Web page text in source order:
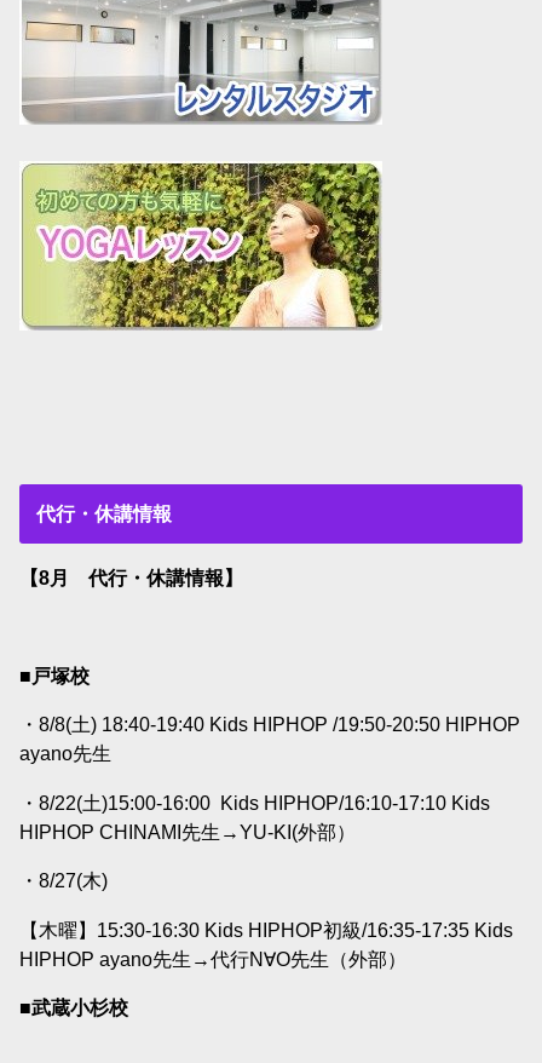
代行・休講情報
【8月 代行・休講情報】
■戸塚校
・8/8(土) 18:40-19:40 Kids HIPHOP /19:50-20:50 HIPHOP
ayano先生
・8/22(土)15:00-16:00 Kids HIPHOP/16:10-17:10 Kids
HIPHOP CHINAMI先生→YU-KI(外部）
・8/27(木)
【木曜】15:30-16:30 Kids HIPHOP初級/16:35-17:35 Kids
HIPHOP ayano先生→代行N∀O先生（外部）
■武蔵小杉校